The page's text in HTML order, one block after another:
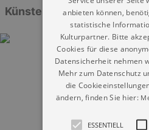
Künste Dresden“anbieten können,
statistische
Kulturpartner. Bitte
Cookies für diese
Datensicherheit nehmen
Mehr zum Datenschutz
die
ändern, finden Sie hier:
ESSENTIELL